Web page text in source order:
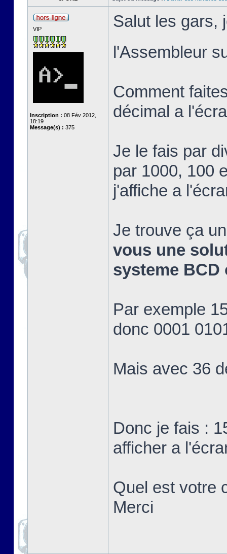
VIP
Inscription : 08 Fév 2012,
18:19
Message(s) : 375
Salut les gars,
l'Assembleur
Comment
décimal a
Je le fais par
par 1000, 100
j'affiche a
Je trouve ça
vous une
systeme BCD
Par exemple
donc 0001
Mais avec 36
Donc je fais :
afficher a
Quel est votre
Merci